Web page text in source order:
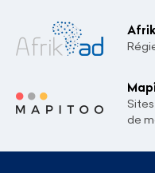
de